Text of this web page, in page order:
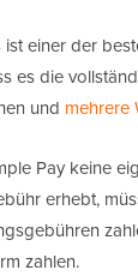
einer der
es die
und mehrere
Pay keine
erhebt,
zahlen.